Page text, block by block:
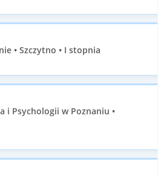
• Szczytno • I stopnia
i Psychologii w Poznaniu •